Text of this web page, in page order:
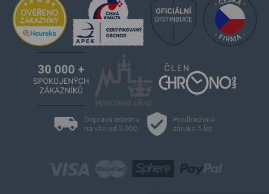
Doprava zdarma
na vše od 3 000,-
Prodloužená
záruka 5 let